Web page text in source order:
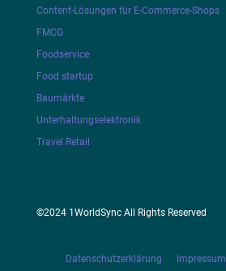
Content-Lösungen für E-Commerce-Shops
FMCG
Foodservice
Food startup
Baumärkte
Unterhaltungselektronik
Travel Retail
©2024 1WorldSync All Rights Reserved
Datenschutzerklärung Impressum